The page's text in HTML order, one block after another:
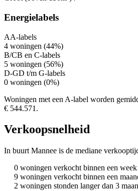
Energielabels
AA-labels
4 woningen (44%)
B/CB en C-labels
5 woningen (56%)
D-GD t/m G-labels
0 woningen (0%)
Woningen met een A-label worden
€ 544.571.
Verkoopsnelheid
In buurt Mannee is de mediane
0 woningen verkocht binnen een week
9 woningen verkocht binnen een
2 woningen stonden langer dan 3